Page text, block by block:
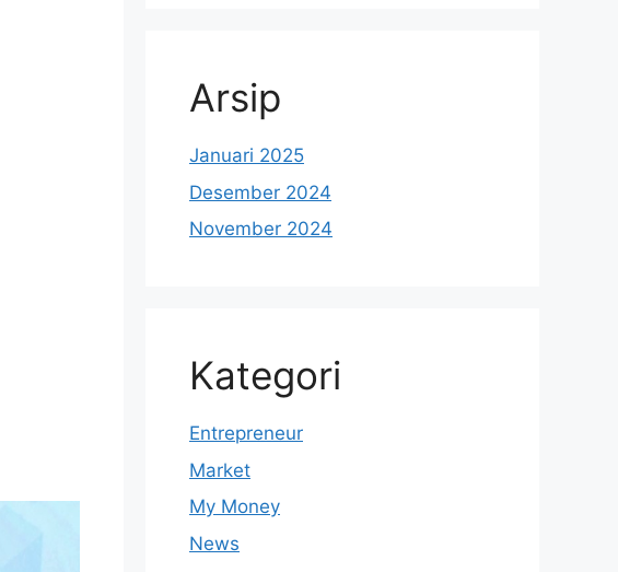
Arsip
Januari 2025
Desember 2024
November 2024
Kategori
Entrepreneur
Market
My Money
News